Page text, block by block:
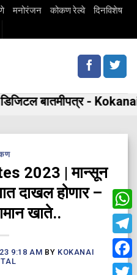
मनोरंजन कोकण रेल्वे दिनविशेष
बातमीपत्र - Kokanai
2023 | मान्सून
दाखल होणार –
खाते..
9:18 AM BY KOKANAI